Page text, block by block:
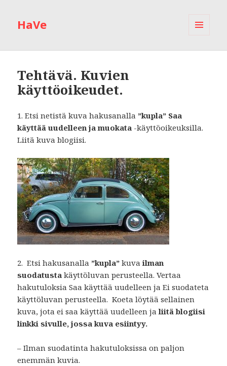
HaVe
Tehtävä. Kuvien
käyttöoikeudet.
1. Etsi netistä kuva hakusanalla ”kupla” Saa
käyttää uudelleen ja muokata -käyttöoikeuksilla.
Liitä kuva blogiisi.
2. Etsi hakusanalla ”kupla” kuvailman
suodatusta käyttöluvan perusteella. Vertaa
hakutuloksia Saa käyttää uudelleen ja Ei suodateta
käyttöluvan perusteella. Koeta löytää sellainen
kuva, jota ei saa käyttää uudelleen jaliitä blogiisi
linkki sivulle, jossa kuva esiintyy.
– Ilman suodatinta hakutuloksissa on paljon
enemmän kuvia.